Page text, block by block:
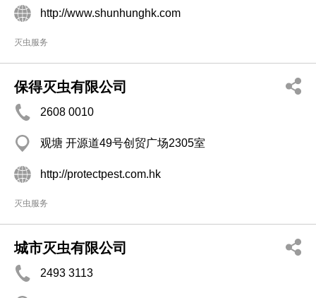
http://www.shunhunghk.com
灭虫服务
保得灭虫有限公司
2608 0010
观塘 开源道49号创贸广场2305室
http://protectpest.com.hk
灭虫服务
城市灭虫有限公司
2493 3113